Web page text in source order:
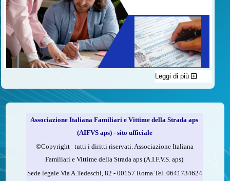
C'è un modo di contribuire alle attività dell’A.I.F.V.S. a favore
delle vittime della strada e per dare giustizia ai superstiti ed ai
loro familiari che non costa nulla: devolvere il 5 per mille della
Compila la scheda CUD o del modello 730.
Firma nel riquadro indicato come “Sostegno delle
organizzazioni non lucrative di utilità sociale, delle associazioni
Leggi di più
Associazione Italiana Familiari e Vittime della Strada aps
(AIFVS aps) - sito ufficiale
©​Copyright tutti i diritti riservati. Associazione Italiana
Familiari e Vittime della Strada aps (A.I.F.V.S. aps)
Sede legale Via A.Tedeschi, 82 - 00157 Roma Tel. 0641734624